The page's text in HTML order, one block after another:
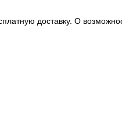
доставку. О